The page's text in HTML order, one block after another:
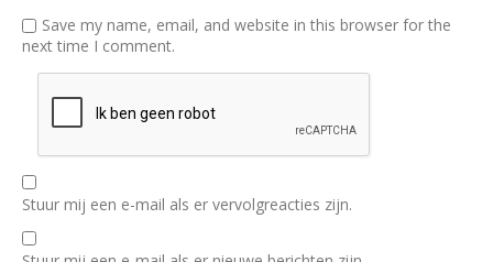
Save my name, email, and website in this browser for the
next time I comment.
Stuur mij een e-mail als er vervolgreacties zijn.